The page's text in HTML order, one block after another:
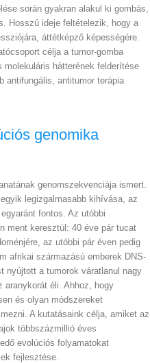
során gyakran alakul ki gombás,
Hosszú ideje feltételezik, hogy a
áttétképző képességére.
célja a tumor-gomba
hátterének felderítése
antifungális, antitumor terápia
genomika
genomszekvenciája ismert.
legizgalmasabb kihívása, az
fontos. Az utóbbi
ment keresztül: 40 éve pár tucat
az utóbbi pár éven pedig
afrikai származású emberek DNS-
nyújtott a tumorok váratlanul nagy
aranykorát éli. Ahhoz, hogy
és olyan módszereket
A kutatásaink célja, amiket az
többszázmillió éves
evolúciós folyamatokat
fejlesztése.